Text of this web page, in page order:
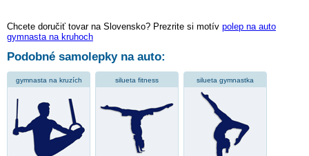
Chcete doručiť tovar na Slovensko? Prezrite si motív polep na auto
gymnasta na kruhoch
Podobné samolepky na auto:
gymnasta na kruzích silueta fitness silueta gymnastka